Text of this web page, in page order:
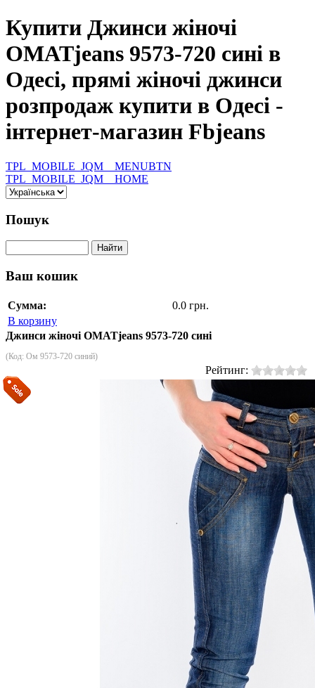
Купити Джинси жіночі
OMATjeans 9573-720 сині в
Одесі, прямі жіночі джинси
розпродаж купити в Одесі -
інтернет-магазин Fbjeans
TPL_MOBILE_JQM__MENUBTN
TPL_MOBILE_JQM__HOME
Пошук
Ваш кошик
Сумма:
0.0 грн.
В корзину
Джинси жіночі OMATjeans 9573-720 сині
(Код: Ом 9573-720 синий)
Рейтинг: